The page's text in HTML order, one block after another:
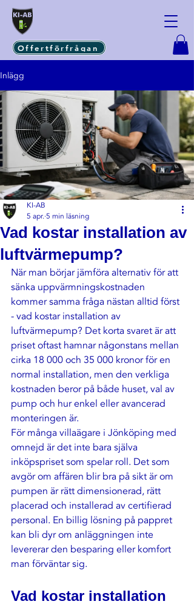
Offertförfrågan
Inlägg
Vad kostar installation av
luftvärmepump?
KI-AB
5 apr.5 min läsning
När man börjar jämföra alternativ för att
sänka uppvärmningskostnaden
kommer samma fråga nästan alltid först
- vad kostar installation av
luftvärmepump? Det korta svaret är att
priset oftast hamnar någonstans mellan
cirka 18 000 och 35 000 kronor för en
normal installation, men den verkliga
kostnaden beror på både huset, val av
pump och hur enkel eller avancerad
monteringen är.
För många villaägare i Jönköping med
omnejd är det inte bara själva
inköpspriset som spelar roll. Det som
avgör om affären blir bra på sikt är om
pumpen är rätt dimensionerad, rätt
placerad och installerad av certifierad
personal. En billig lösning på pappret
kan bli dyr om anläggningen inte
levererar den besparing eller komfort
man förväntar sig.
Vad kostar installation